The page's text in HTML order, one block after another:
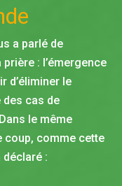
a parlé de
: l’émergence
d’éliminer le
des cas de
le même
coup, comme cette
déclaré :